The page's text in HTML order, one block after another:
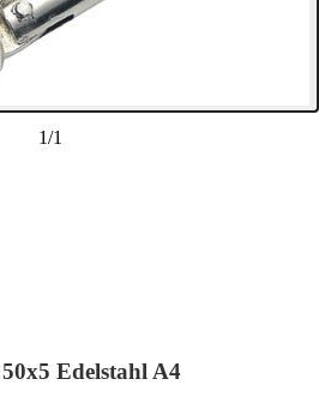
1/1
Edelstahl A4